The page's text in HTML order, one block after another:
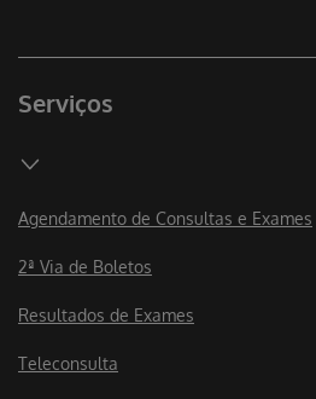
Serviços
Agendamento de Consultas e Exames
2ª Via de Boletos
Resultados de Exames
Teleconsulta